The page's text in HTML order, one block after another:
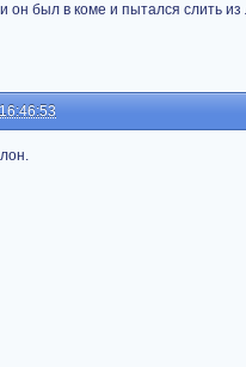
он был в коме и пытался слить из